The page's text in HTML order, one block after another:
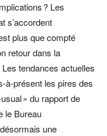
? Les
s’accordent
plus que compté
retour dans la
tendances actuelles
à-présent les pires des
» du rapport de
le Bureau
une